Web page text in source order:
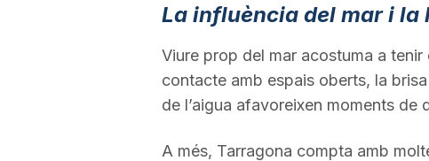
La influència del mar i la
Viure prop del mar acostuma a
contacte amb espais oberts, la
de l’aigua afavoreixen moments de
A més, Tarragona compta amb